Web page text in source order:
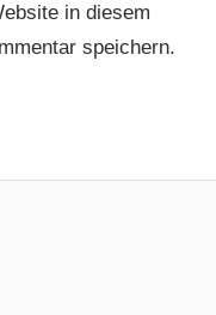
in diesem
speichern.